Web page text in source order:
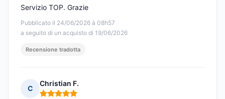
Pubblicato il 24/06/2026 à 08h57
a seguito di un acquisto di 19/06/2026
Servizio TOP. Grazie
Recensione tradotta
C
Christian F.